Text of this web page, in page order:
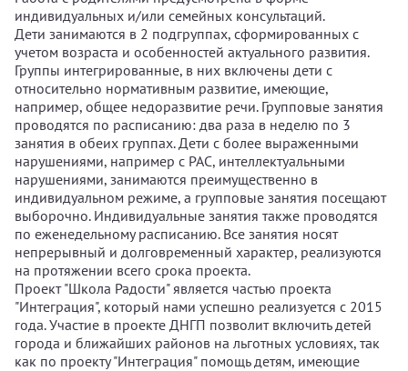
индивидуальных и/или семейных консультаций.
Дети занимаются в 2 подгруппах, сформированных с
учетом возраста и особенностей актуального развития.
Группы интегрированные, в них включены дети с
относительно нормативным развитие, имеющие,
например, общее недоразвитие речи. Групповые занятия
проводятся по расписанию: два раза в неделю по 3
занятия в обеих группах. Дети с более выраженными
нарушениями, например с РАС, интеллектуальными
нарушениями, занимаются преимущественно в
индивидуальном режиме, а групповые занятия посещают
выборочно. Индивидуальные занятия также проводятся
по еженедельному расписанию. Все занятия носят
непрерывный и долговременный характер, реализуются
на протяжении всего срока проекта.
Проект "Школа Радости" является частью проекта
"Интеграция", который нами успешно реализуется с 2015
года. Участие в проекте ДНГП позволит включить детей
города и ближайших районов на льготных условиях, так
как по проекту "Интеграция" помощь детям, имеющие